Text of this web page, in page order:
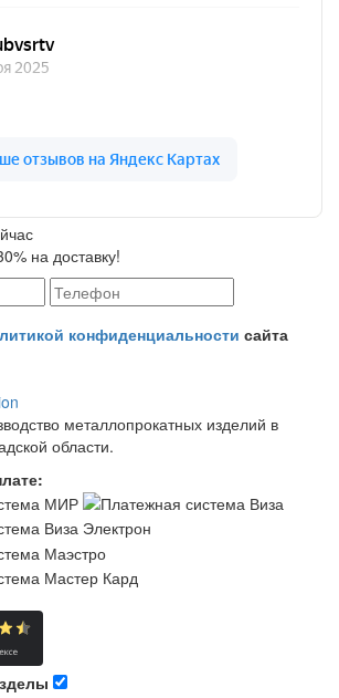
на доставку!
конфиденциальности сайта
металлопрокатных изделий в
области.